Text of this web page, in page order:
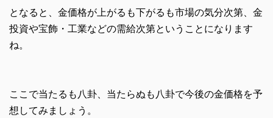
となると、金価格が上がるも下がるも市場の気分次第、金
投資や宝飾・工業などの需給次第ということになります
ね。
ここで当たるも八卦、当たらぬも八卦で今後の金価格を予
想してみましょう。